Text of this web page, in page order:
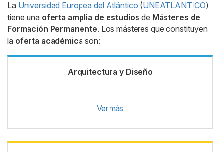
Body
La Universidad Europea del Atlántico (UNEATLANTICO)
tiene una oferta amplia de estudios de Másteres de
Formación Permanente. Los másteres que constituyen
la oferta académica son:
Arquitectura y Diseño
Ver más